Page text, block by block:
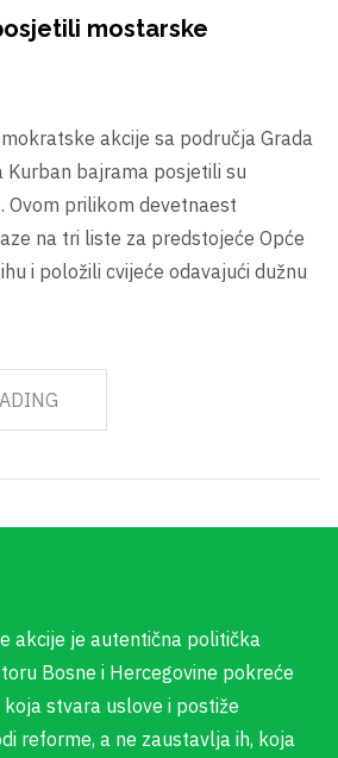
mostarske
akcije sa područja Grada
Kurban bajrama posjetili su
Ovom prilikom devetnaest
na tri liste za predstojeće Opće
i položili cvijeće odavajući dužnu
akcije je autentična politička
Bosne i Hercegovine pokreće
koja stvara uslove i postiže
reforme, a ne zaustavlja ih, koja